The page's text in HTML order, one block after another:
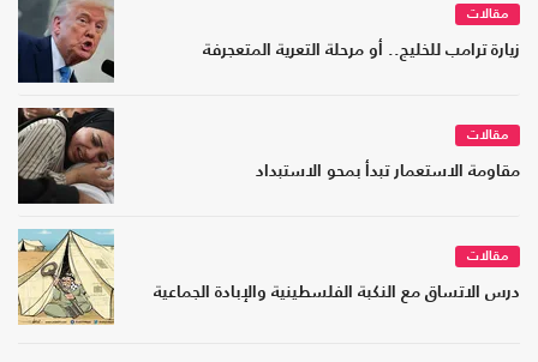
مقالات
زيارة ترامب للخليج.. أو مرحلة التعرية المتعجرفة
مقالات
مقاومة الاستعمار تبدأ بمحو الاستبداد
مقالات
درس الاتساق مع النكبة الفلسطينية والإبادة الجماعية